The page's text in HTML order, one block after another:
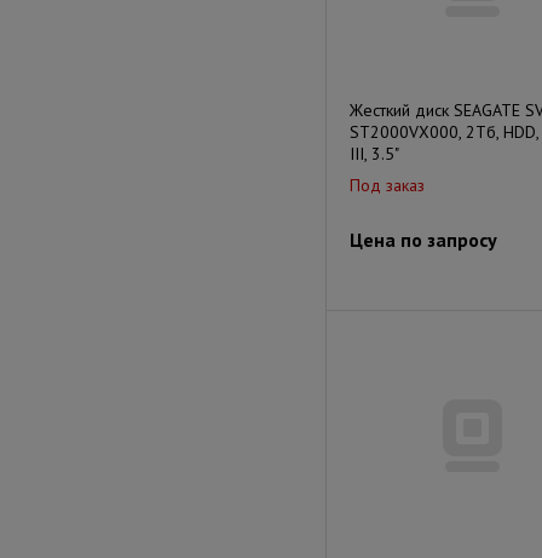
Жесткий диск SEAGATE
ST2000VX000, 2Тб, HDD,
III, 3.5"
Под заказ
Цена по запросу